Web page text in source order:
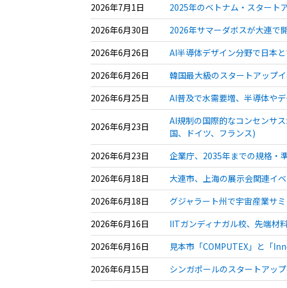
2026年7月1日
2025年のベトナム・スタート
2026年6月30日
2026年サマーダボスが大連で
2026年6月26日
AI半導体デザイン分野で日本
2026年6月26日
韓国最大級のスタートアップ
2026年6月25日
AI普及で水需要増、半導体や
2026年6月23日
AI規制の国際的なコンセンサ
国、ドイツ、フランス)
2026年6月23日
企業庁、2035年までの規格・
2026年6月18日
大連市、上海の展示会関連イ
2026年6月18日
グジャラート州で宇宙産業サ
2026年6月16日
IITガンディナガル校、先端材
2026年6月16日
見本市「COMPUTEX」と「
2026年6月15日
シンガポールのスタートアッ